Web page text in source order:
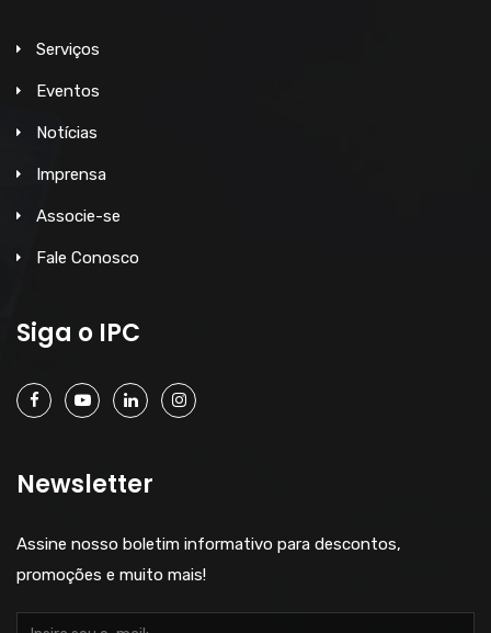
Serviços
Eventos
Notícias
Imprensa
Associe-se
Fale Conosco
Siga o IPC
Newsletter
Assine nosso boletim informativo para descontos,
promoções e muito mais!